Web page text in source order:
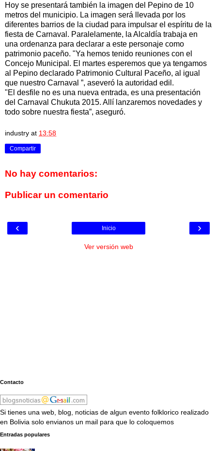
Hoy se presentará también la imagen del Pepino de 10
metros del municipio. La imagen será llevada por los
diferentes barrios de la ciudad para impulsar el espíritu de la
fiesta de Carnaval. Paralelamente, la Alcaldía trabaja en
una ordenanza para declarar a este personaje como
patrimonio paceño. "Ya hemos tenido reuniones con el
Concejo Municipal. El martes esperemos que ya tengamos
al Pepino declarado Patrimonio Cultural Paceño, al igual
que nuestro Carnaval ”, aseveró la autoridad edil.
"El desfile no es una nueva entrada, es una presentación
del Carnaval Chukuta 2015. Allí lanzaremos novedades y
todo sobre nuestra fiesta”, aseguró.
industry at 13:58
Compartir
No hay comentarios:
Publicar un comentario
‹ ›
Inicio
Ver versión web
Contacto
Si tienes una web, blog, noticias de algun evento folklorico realizado
en Bolivia solo envianos un mail para que lo coloquemos
Entradas populares